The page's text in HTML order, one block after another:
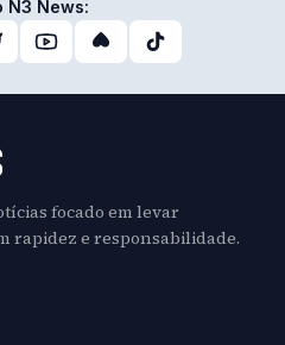
N3 News:
focado em levar
rapidez e responsabilidade.